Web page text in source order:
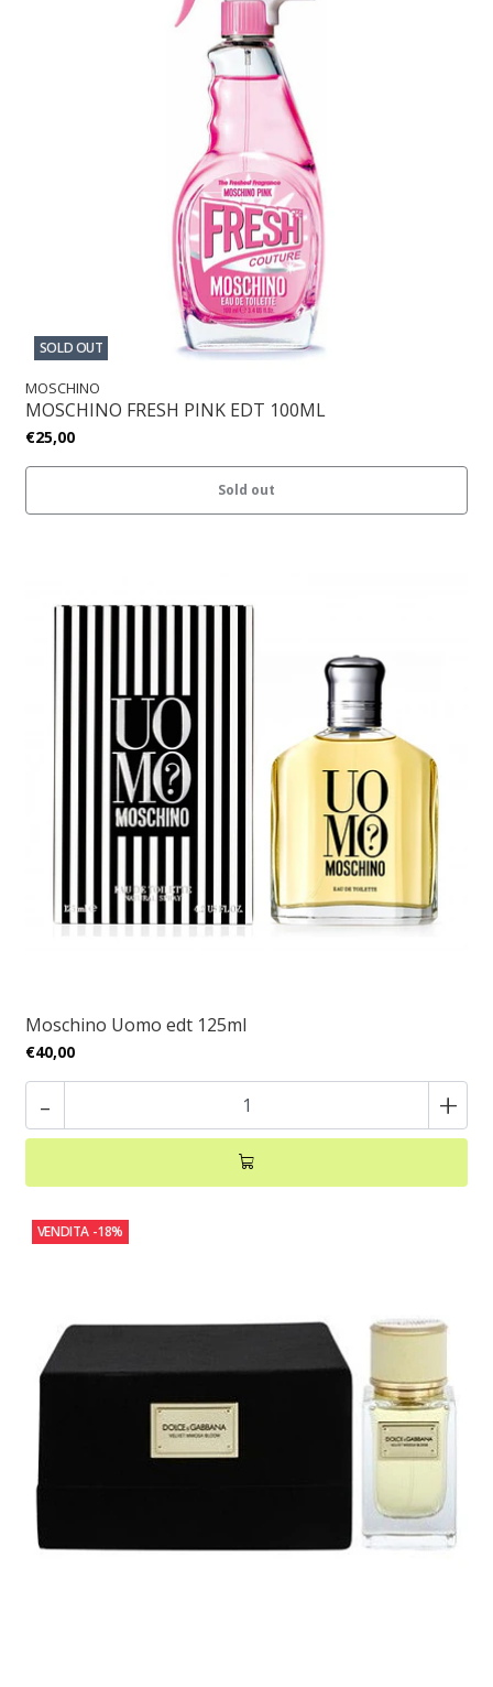
SOLD OUT
MOSCHINO
MOSCHINO FRESH PINK EDT 100ML
€25,00
Sold out
Moschino Uomo edt 125ml
€40,00
- +
VENDITA -18%